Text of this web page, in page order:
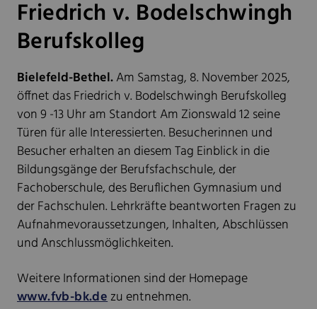
Friedrich v. Bodelschwingh
Berufskolleg
Bielefeld-Bethel.Am Samstag, 8. November 2025,
öffnet das Friedrich v. Bodelschwingh Berufskolleg
von 9 -13 Uhr am Standort Am Zionswald 12 seine
Türen für alle Interessierten. Besucherinnen und
Besucher erhalten an diesem Tag Einblick in die
Bildungsgänge der Berufsfachschule, der
Fachoberschule, des Beruflichen Gymnasium und
der Fachschulen. Lehrkräfte beantworten Fragen zu
Aufnahmevoraussetzungen, Inhalten, Abschlüssen
und Anschlussmöglichkeiten.
Weitere Informationen sind der Homepage
www.fvb-bk.dezu entnehmen.